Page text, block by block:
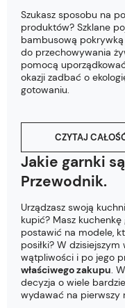
Szukasz sposobu na
produktów? Szklane
bambusową
do przechowywania
pomocą
okazji zadbać o
gotowaniu.
CZYTAJ
Jakie garnki
Przewodnik.
Urządzasz swoją
kupić? Masz
postawić na modele,
posiłki? W
wątpliwości i po jego
właściwego zakupu.
decyzja o wiele
wydawać na pierwszy